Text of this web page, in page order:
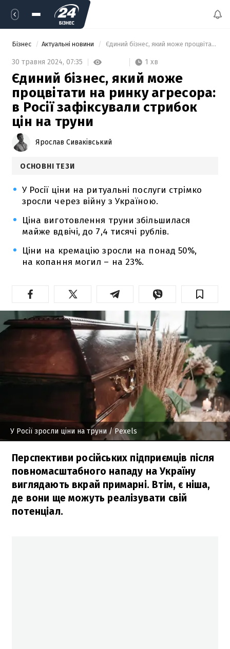
Бізнес Актуальні новини Єдиний бізнес, який може процвітати на ринку агресора: в Росії зафіксували стрибок цін на труни
30 травня 2024, 07:35 1 хв
Єдиний бізнес, який може
процвітати на ринку агресора:
в Росії зафіксували стрибок
цін на труни
Ярослав Сиваківський
ОСНОВНІ ТЕЗИ
У Росії ціни на ритуальні послуги стрімко
зросли через війну з Україною.
Ціна виготовлення труни збільшилася
майже вдвічі, до 7,4 тисячі рублів.
Ціни на кремацію зросли на понад 50%,
на копання могил – на 23%.
У Росії зросли ціни на труни/ Pexels
Перспективи російських підприємців після
повномасштабного нападу на Україну
виглядають вкрай примарні. Втім, є ніша,
де вони ще можуть реалізувати свій
потенціал.